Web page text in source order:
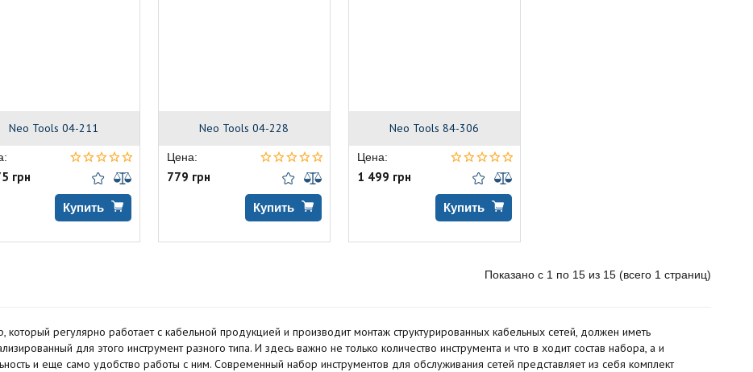
Neo Tools 04-211
грн
Купить
Neo Tools 04-228
Цена:
779 грн
Купить
Neo Tools 84-306
Цена:
1 499 грн
Купить
Показано с 1 по 15 из 15 (всего 1 страниц)
который регулярно работает с кабельной продукцией и производит монтаж структурированных кабельных сетей, должен иметь
для этого инструмент разного типа. И здесь важно не только количество инструмента и что в ходит состав набора, а и
и еще само удобство работы с ним. Современный набор инструментов для обслуживания сетей представляет из себя комплект